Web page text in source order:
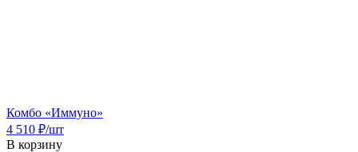
Комбо «Иммуно»
4 510 ₽/шт
В корзину